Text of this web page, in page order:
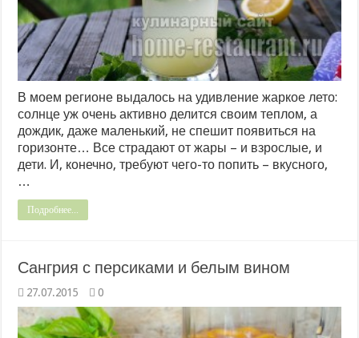
В моем регионе выдалось на удивление жаркое лето:
солнце уж очень активно делится своим теплом, а
дождик, даже маленький, не спешит появиться на
горизонте… Все страдают от жары – и взрослые, и
дети. И, конечно, требуют чего-то попить – вкусного,
…
Подробнее...
Сангрия с персиками и белым вином
27.07.2015 0